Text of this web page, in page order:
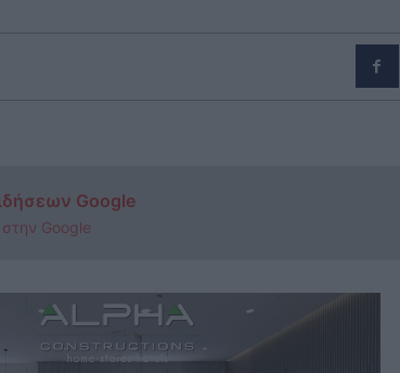
Google
Google